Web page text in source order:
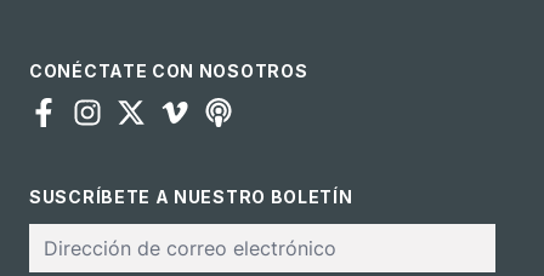
CONÉCTATE CON NOSOTROS
SUSCRÍBETE A NUESTRO BOLETÍN
electrónico